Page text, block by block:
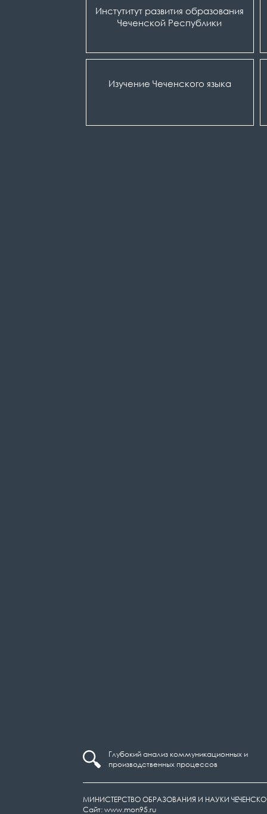
Инстутитут развития образования
Чеченской Республики
Изучение Чеченского языка
Глубокий анализ коммуникационных и
производственных процессов
МИНИСТЕРСТВО ОБРАЗОВАНИЯ И НАУКИ
Сайт: www.mon95.ru